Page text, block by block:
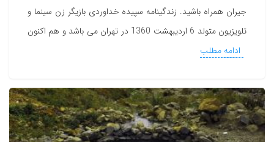
جیران همراه باشید. زندگینامه سپیده خداوردی بازیگر زن سینما و
تلویزیون متولد 6 اردیبهشت 1360 در تهران می باشد و هم اکنون
ادامه مطلب